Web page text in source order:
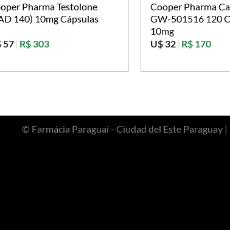
Pharma Testolone
140) 10mg Cápsulas
57 | R$ 303
Cooper Pharma
GW-501516 120
10mg
U$ 32 | R$ 170
© Farmácia Paraguai - Ciudad del Este Paraguay